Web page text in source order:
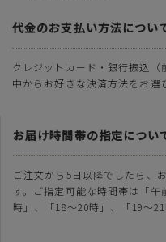
代金のお支払い方法につい
クレジットカード・銀行振込
中からお好きな決済方法をお選
お届け時間帯の指定につい
ご注文から5日以降でしたら、
す。ご指定可能な時間帯は「
時」、「18～20時」、「19～